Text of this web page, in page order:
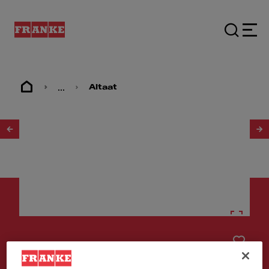
... Altaat
Altaat